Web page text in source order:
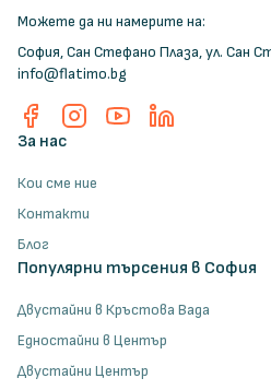
Можете да ни намерите на:
София, Сан Стефано Плаза, ул. Сан
info@flatimo.bg
FacebookInstagramYouTubeLinkedIn
За нас
Кои сме ние
Контакти
Блог
Популярни търсения в София
Двустайни в Кръстова Вада
Едностайни в Център
Двустайни Център